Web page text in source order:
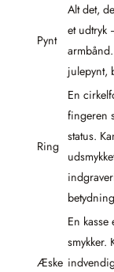
Pynt
Alt det,
et udtryk
julepynt,
Ring
En
fingeren
status.
Æske
En